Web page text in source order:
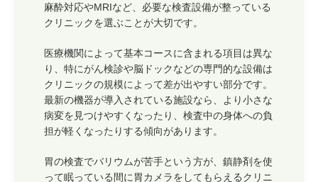
麻酔対応やMRIなど、必要な検査設備が整っている
クリニックを選ぶことが大切です。
医療機関によって基本コースに含まれる項目は異な
り、特にがん検診や脳ドックなどの専門的な設備は
クリニックの規模によって差が出やすい部分です。
最新の機器が導入されている施設なら、より小さな
病変を見つけやすくなったり、検査中の身体への負
担が軽くなったりする傾向があります。
胃の検査でバリウムが苦手という方が、鎮静剤を使
って眠っている間に胃カメラをしてもらえるクリニ